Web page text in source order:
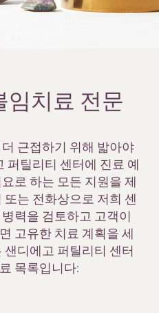
임치료 전문
근접하기 위해 밟아야
퍼틸리티 센터에 진료 예
로 하는 모든 지원을 제
는 전화상으로 저희 센
력을 검토하고 고객이
고유한 치료 계획을 세
디에고 퍼틸리티 센터
목록입니다: